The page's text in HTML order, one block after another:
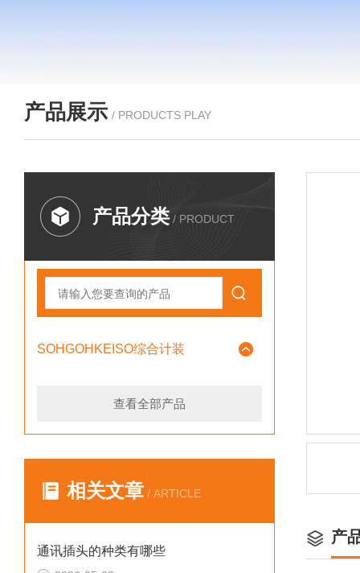
产品展示 / PRODUCTS PLAY
产品分类 / PRODUCT
SOHGOHKEISO综合计装
查看全部产品
相关文章 / ARTICLE
通讯插头的种类有哪些
产